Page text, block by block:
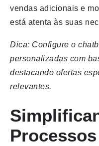
vendas adicionais e
está atenta às suas
Dica: Configure o
personalizadas com
destacando ofertas
relevantes.